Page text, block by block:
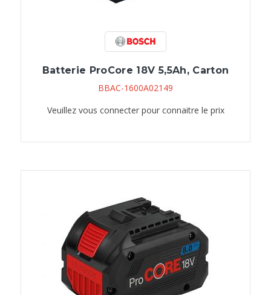
Batterie ProCore 18V 5,5Ah, Carton
BBAC-1600A02149
Veuillez vous connecter pour connaitre le prix